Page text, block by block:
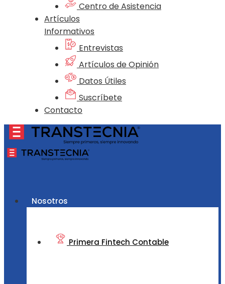
Centro de Asistencia
Artículos
Informativos
Entrevistas
Artículos de Opinión
Datos Útiles
Suscríbete
Contacto
Nosotros
Primera Fintech Contable